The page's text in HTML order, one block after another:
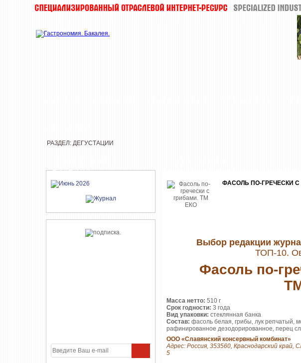
ЖУРНАЛА
РАЗДЕЛ: ДЕГУСТАЦИИ
ФАСОЛЬ ПО-ГРЕЧЕСКИ
Выбор редакции
ТОП-10.
Фасоль по-
Масса нетто: 510 г
Срок годности: 3 года
Вид упаковки: стеклянная банка
Состав: фасоль белая, грибы, лук репчатый,
рафинированное дезодорированное, перец
ООО «Славянский консервный комбинат»
Адрес: Россия, 353560, Краснодарский край,
5